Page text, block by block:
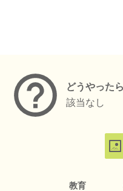
どうやった
該当なし
教育